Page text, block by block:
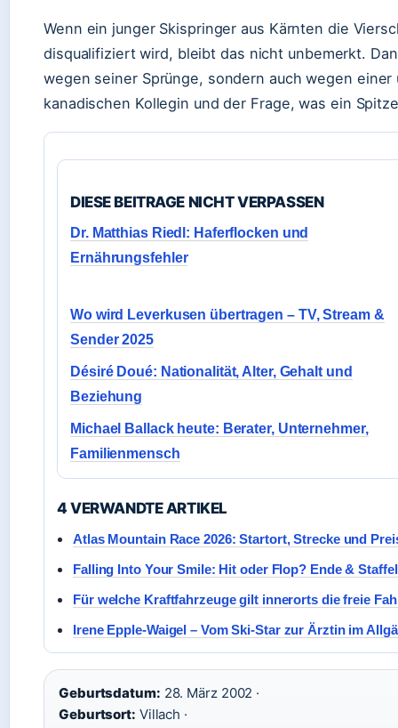
Wenn ein junger Skispringer aus Kärnten die
disqualifiziert wird, bleibt das nicht unbemerkt.
wegen seiner Sprünge, sondern auch wegen
kanadischen Kollegin und der Frage, was ein
DIESE BEITRAGE NICHT VERPASSEN
Dr. Matthias Riedl: Haferflocken und
Ernährungsfehler
Wo wird Leverkusen übertragen – TV, Stream &
Sender 2025
Désiré Doué: Nationalität, Alter, Gehalt und
Beziehung
Michael Ballack heute: Berater, Unternehmer,
Familienmensch
4 VERWANDTE ARTIKEL
Atlas Mountain Race 2026: Startort, Strecke und
Falling Into Your Smile: Hit oder Flop? Ende &
Für welche Kraftfahrzeuge gilt innerorts die freie
Irene Epple-Waigel – Vom Ski-Star zur Ärztin im
Geburtsdatum: 28. März 2002 ·
Geburtsort: Villach ·